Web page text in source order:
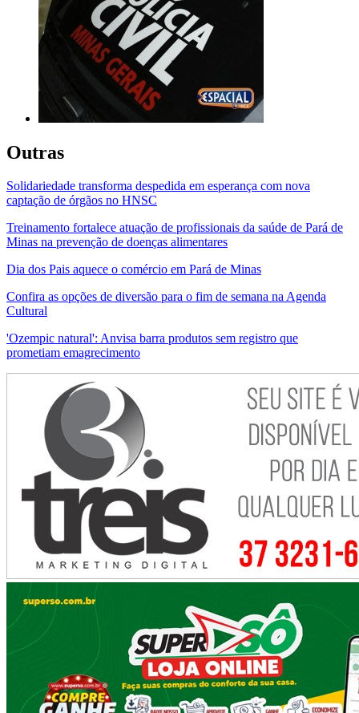
Outras
Solidariedade transforma despedida em esperança com nova
captação de órgãos no HNSC
Treinamento fortalece atuação de profissionais da saúde de Pará de
Minas na prevenção de doenças alimentares
Dia dos Pais aquece o comércio em Pará de Minas
Confira as opções de diversão para o fim de semana na Agenda
Cultural
'Ozempic natural': Anvisa barra produtos sem registro que
prometiam emagrecimento